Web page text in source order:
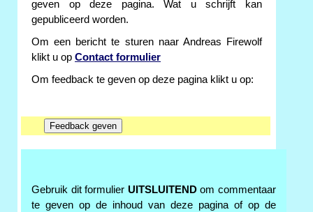
geven op deze pagina. Wat u schrijft kan
gepubliceerd worden.
Om een bericht te sturen naar Andreas Firewolf
klikt u op Contact formulier
Om feedback te geven op deze pagina klikt u op:
Gebruik dit formulier UITSLUITENDom commentaar
te geven op de inhoud van deze pagina of op de